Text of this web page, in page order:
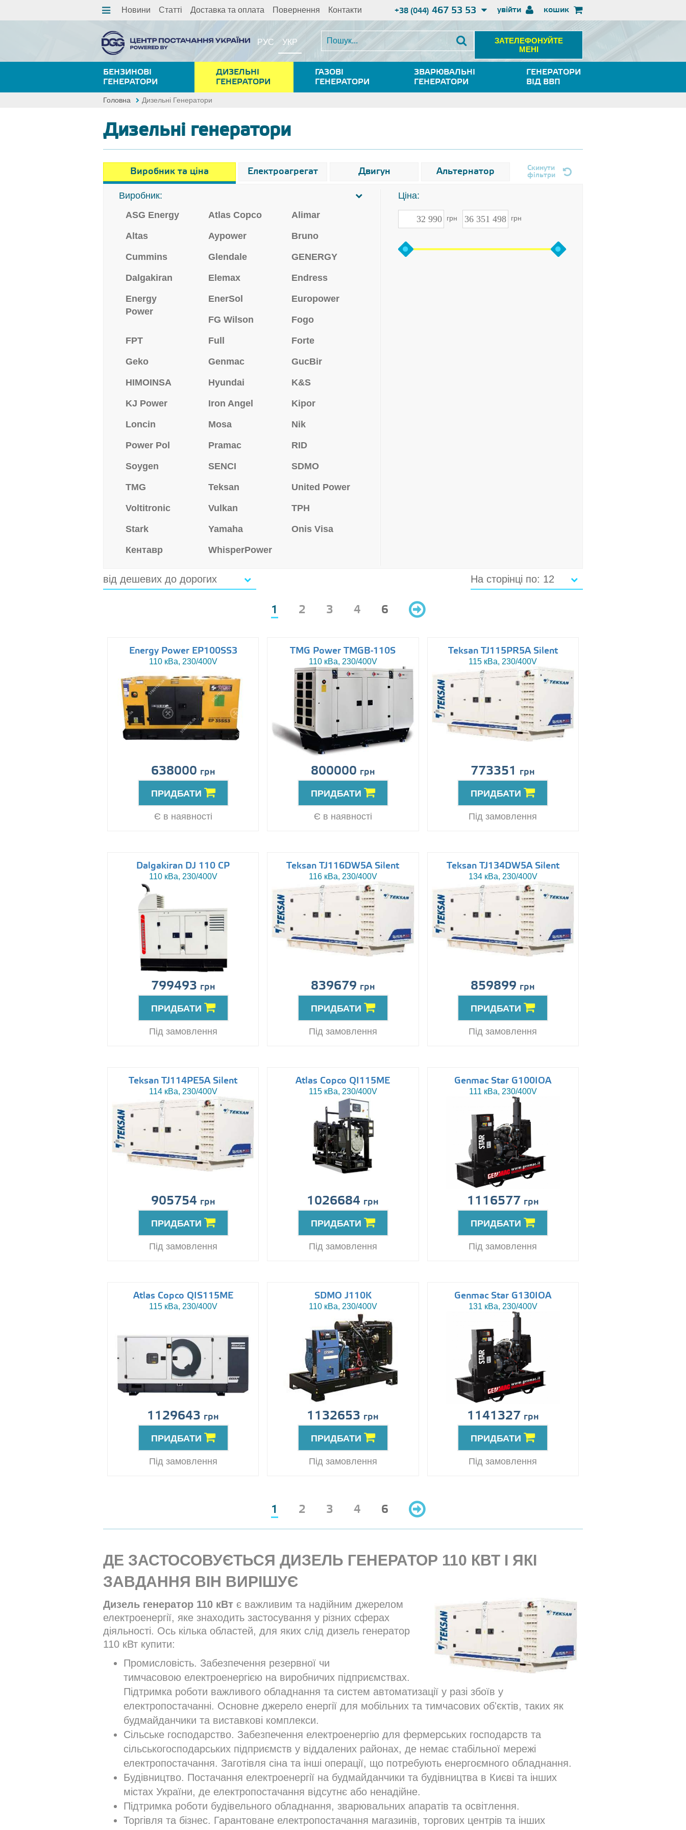
Новини Статті Доставка та оплата Повернення Контакти увійти
+38 (044) 467 53 53 кошик
РУС УКР
ЗАТЕЛЕФОНУЙТЕ
МЕНІ
БЕНЗИНОВІ
ГЕНЕРАТОРИ
ДИЗЕЛЬНІ
ГЕНЕРАТОРИ
ГАЗОВІ
ГЕНЕРАТОРИ
ЗВАРЮВАЛЬНІ
ГЕНЕРАТОРИ
ГЕНЕРАТОРИ
ВІД ВВП
Головна Дизельні Генератори
Дизельні генератори
Виробник та ціна Електроагрегат Двигун Альтернатор
Скинути
фільтри
Виробник:
ASG Energy
Atlas Copco Alimar
Altas Aypower Bruno
Cummins Glendale GENERGY
Dalgakiran Elemax Endress
Energy
Power
EnerSol Europower
FG Wilson Fogo
FPT Full Forte
Geko Genmac GucBir
HIMOINSA Hyundai K&S
KJ Power Iron Angel Kipor
Loncin Mosa Nik
Power Pol Pramac RID
Soygen SENCI SDMO
TMG Teksan United Power
Voltitronic Vulkan TPH
Stark Yamaha Onis Visa
Кентавр WhisperPower
Ціна:
грн грн
від дешевих до дорогих На сторінці по: 12
1 2 3 4 6
Energy Power EP100SS3
110 кВа, 230/400V
638000 грн
ПРИДБАТИ
Є в наявності
TMG Power TMGB-110S
110 кВа, 230/400V
800000 грн
ПРИДБАТИ
Є в наявності
Teksan TJ115PR5A Silent
115 кВа, 230/400V
773351 грн
ПРИДБАТИ
Під замовлення
Dalgakiran DJ 110 CP
110 кВа, 230/400V
799493 грн
ПРИДБАТИ
Під замовлення
Teksan TJ116DW5A Silent
116 кВа, 230/400V
839679 грн
ПРИДБАТИ
Під замовлення
Teksan TJ134DW5A Silent
134 кВа, 230/400V
859899 грн
ПРИДБАТИ
Під замовлення
Teksan TJ114PE5A Silent
114 кВа, 230/400V
905754 грн
ПРИДБАТИ
Під замовлення
Atlas Copco QI115ME
115 кВа, 230/400V
1026684 грн
ПРИДБАТИ
Під замовлення
Genmac Star G100IOA
111 кВа, 230/400V
1116577 грн
ПРИДБАТИ
Під замовлення
Atlas Copco QIS115ME
115 кВа, 230/400V
1129643 грн
ПРИДБАТИ
Під замовлення
SDMO J110K
110 кВа, 230/400V
1132653 грн
ПРИДБАТИ
Під замовлення
Genmac Star G130IOA
131 кВа, 230/400V
1141327 грн
ПРИДБАТИ
Під замовлення
1 2 3 4 6
ДЕ ЗАСТОСОВУЄТЬСЯ ДИЗЕЛЬ ГЕНЕРАТОР 110 КВТ І ЯКІ
ЗАВДАННЯ ВІН ВИРІШУЄ
Дизель генератор 110 кВт є важливим та надійним джерелом
електроенергії, яке знаходить застосування у різних сферах
діяльності. Ось кілька областей, для яких слід дизель генератор
110 кВт купити:
Промисловість. Забезпечення резервної чи
тимчасовою електроенергією на виробничих підприємствах.
Підтримка роботи важливого обладнання та систем автоматизації у разі збоїв у
електропостачанні. Основне джерело енергії для мобільних та тимчасових об'єктів, таких як
будмайданчики та виставкові комплекси.
Сільське господарство. Забезпечення електроенергію для фермерських господарств та
сільськогосподарських підприємств у віддалених районах, де немає стабільної мережі
електропостачання. Заготівля сіна та інші операції, що потребують енергоємного обладнання.
Будівництво. Постачання електроенергії на будмайданчики та будівництва в Києві та інших
містах України, де електропостачання відсутнє або ненадійне.
Підтримка роботи будівельного обладнання, зварювальних апаратів та освітлення.
Торгівля та бізнес. Гарантоване електропостачання магазинів, торгових центрів та інших